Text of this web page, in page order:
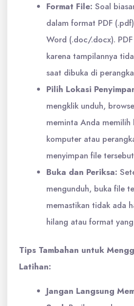
Format File: Soal
dalam format PDF
Word (.doc/.docx).
karena tampilannya
saat dibuka di
Pilih Lokasi
mengklik unduh,
meminta Anda memilih
komputer atau
menyimpan file
Buka dan Periksa:
mengunduh, buka file
memastikan tidak ada
hilang atau format
Tips Tambahan untuk
Latihan:
Jangan Langsung